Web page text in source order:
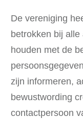
De vereniging
betrokken bij
houden met de
zijn informeren,
bewustwording
contactpersoon